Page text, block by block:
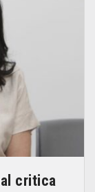
critica